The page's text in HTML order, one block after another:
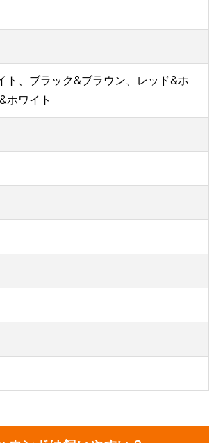
ト、ブラック&ブラウン、レッド&ホ
ホワイト